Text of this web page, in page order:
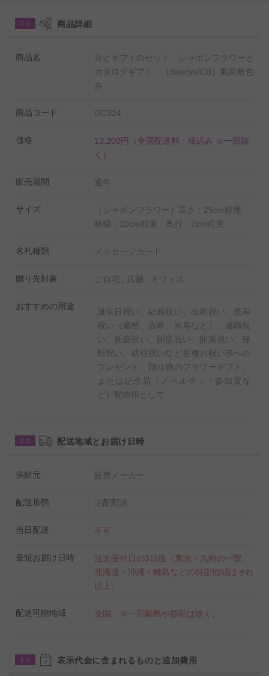
【シャボンフラワー】
花束です。室内空間のワンポイントインテリアとしてご
利用いただけます。生花と異なり枯れる事の無いお花な
ので保存性に優れた一品です。
食と暮らしを楽しむ人のための月刊誌『dancyu』の紙面
に取り上げられた、日本全国の美味を集めたグルメカタ
ている人気雑誌で、このカタログギフトでは肉や海産物
をはじめとした食材や調味料、お菓子など『dancyu』編
また、オリジナルコラムが掲載されており、商品を選ぶ
が特徴です。
カタログギフト本体は上品な風呂敷で包んだ状態でのお
カタログギフト（dancyu/CB）の全掲載内容を見る
2-1 商品詳細
商品名
花とギフトのセット シャボンフラワーと
カタログギフト （dancyu/CB）風呂敷包
み
商品コード GC324
価格 13,200円
（全国配送料・税込み ※一部除
く）
販売期間 通年
サイズ
［シャボンフラワー］高さ：25cm程度
横幅：10cm程度 奥行：7cm程度
名札種類 メッセージカード
贈り先対象 ご自宅 , 店舗 , オフィス
おすすめの用途
誕生日祝い、結婚祝い、出産祝い、長寿
祝い（還暦、古希、米寿など）、退職祝
い、新築祝い、開店祝い、開業祝い、移
転祝い、就任祝いなど各種お祝い事への
プレゼント、贈り物のフラワーギフト、
または記念品（ノベルティ・参加賞な
ど）配布用として
2-2 配送地域とお届け日時
供給元 提携メーカー
配送形態 宅配配送
当日配送 不可
最短お届け日時
注文受付日の3日後（東北・九州の一部、
北海道・沖縄・離島などの特定地域はそれ
以上）
配送可能地域 全国 ※一部離島や郡部は除く。
2-3 表示代金に含まれるものと追加費用